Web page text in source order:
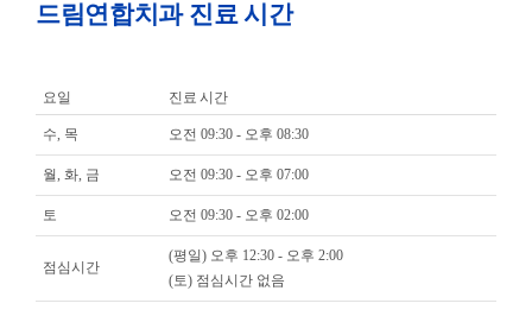
드림연합치과 진료 시간
요일 진료 시간
수, 목 오전 09:30 - 오후 08:30
월, 화, 금 오전 09:30 - 오후 07:00
토 오전 09:30 - 오후 02:00
점심시간
(평일) 오후 12:30 - 오후 2:00
(토) 점심시간 없음